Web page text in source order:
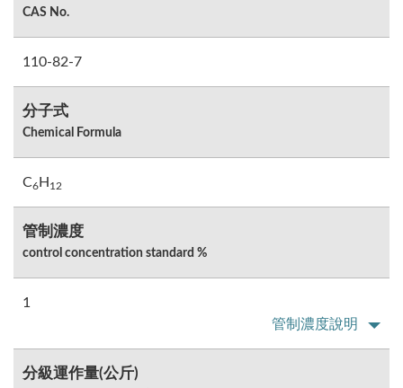
CAS No.
110-82-7
分子式
Chemical Formula
C6 H 1 2
管制濃度
control concentration standard %
1
管制濃度說明
分級運作量(公斤)